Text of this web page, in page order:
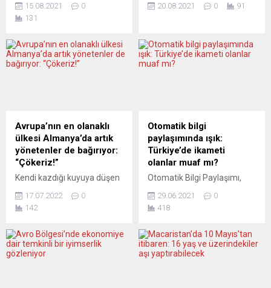
Bartın ve Sinop şehirlerinde
meydana gelen sel
yardım kampanyası başlattı.
DİTİB’ten yapılan yazılı
sel mağdurlarının acı ve
üzüntülerinin paylaşılması
amacıyla Almanya
genelinde başlatılan bağış
kampanyasına...
15.08.2021
0
131
telefonlara bakmamakla
olduğunu ve e-posta
kutusunun da dolup
gecikmesi nedeniyle şikayet
yağmuruna tutulan MA35
bu kez de Avusturya
basınında adı gizli tutulan
20.08.2021 0 91
Avrupa’nın en olanaklı
ülkesi Almanya’da artık
yönetenler de bağırıyor:
“Çökeriz!”
Kendi kazdığı kuyuya düşen
Rusya’nın Ukrayna’ya askeri
müdahalesi, “Putin rejimi
düşüyor” diye
özetlenebilecek şekilde
17.07.2022
0
142
Otomatik bilgi
paylaşımında ışık:
Türkiye’de ikameti
olanlar muaf mı?
Otomatik Bilgi Paylaşımı,
onaylamasıyla yürürlükte.
Hollanda’da ne olacak?
Türkiye’de mal varlığı
olanların durumu nasıl
29.06.2021
0
418